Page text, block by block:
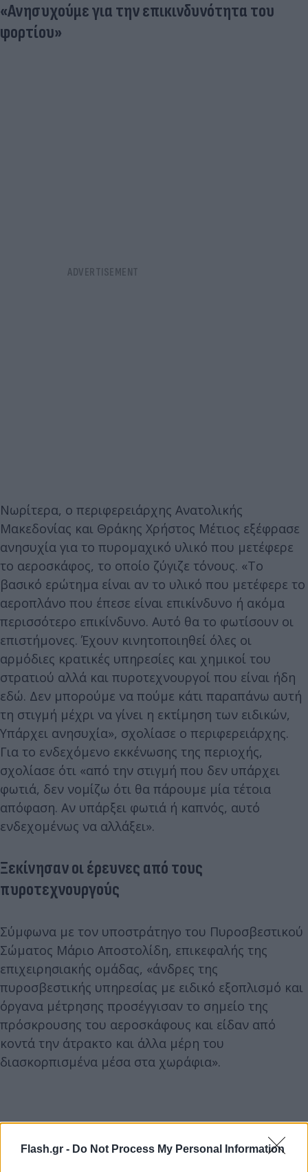
Flash.gr - Do Not Process My Personal Information
«Ανησυχούμε για την επικινδυνότητα του
φορτίου»
Νωρίτερα, ο περιφερειάρχης Ανατολικής
Μακεδονίας και Θράκης Χρήστος Μέτιος εξέφρασε
ανησυχία για το πυρομαχικό υλικό που μετέφερε
το αεροσκάφος, το οποίο ζύγιζε τόνους. «Το
βασικό ερώτημα είναι αν το υλικό που μετέφερε το
αεροπλάνο που έπεσε είναι επικίνδυνο ή ακόμα
περισσότερο επικίνδυνο. Αυτό θα το φωτίσουν οι
επιστήμονες. Έχουν κινητοποιηθεί όλες οι
αρμόδιες κρατικές υπηρεσίες και χημικοί του
στρατιού αλλά και πυροτεχνουργοί που είναι ήδη
εδώ. Δεν μπορούμε να πούμε κάτι παραπάνω αυτή
τη στιγμή μέχρι να γίνει η εκτίμηση των ειδικών,
Υπάρχει ανησυχία», σχολίασε ο περιφερειάρχης.
Για το ενδεχόμενο εκκένωσης της περιοχής,
σχολίασε ότι «από την στιγμή που δεν υπάρχει
φωτιά, δεν νομίζω ότι θα πάρουμε μία τέτοια
απόφαση. Αν υπάρξει φωτιά ή καπνός, αυτό
ενδεχομένως να αλλάξει».
Ξεκίνησαν οι έρευνες από τους
πυροτεχνουργούς
Σύμφωνα με τον υποστράτηγο του Πυροσβεστικού
Σώματος Μάριο Αποστολίδη, επικεφαλής της
επιχειρησιακής ομάδας, «άνδρες της
πυροσβεστικής υπηρεσίας με ειδικό εξοπλισμό και
όργανα μέτρησης προσέγγισαν το σημείο της
πρόσκρουσης του αεροσκάφους και είδαν από
κοντά την άτρακτο και άλλα μέρη του
διασκορπισμένα μέσα στα χωράφια».